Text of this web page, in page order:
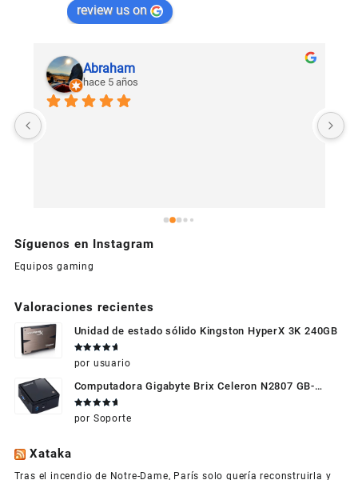
review us on
Abraham
hace 5 años
Síguenos en Instagram
Equipos gaming
Valoraciones recientes
Unidad de estado sólido Kingston HyperX 3K 240GB
en5 de 5
por usuario
Computadora Gigabyte Brix Celeron N2807 GB-
BXBT-2807 + WIFI + RAM de 4GB + HDD 500gb +
Windows 10
Valorado
en5 de 5
por Soporte
Xataka
Tras el incendio de Notre-Dame, París solo quería reconstruirla y